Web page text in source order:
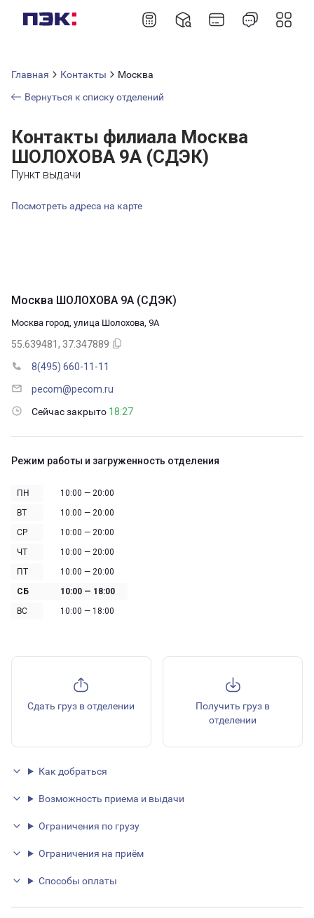
Главная Контакты
Москва
Вернуться к списку отделений
Контакты филиала Москва
ШОЛОХОВА 9А (СДЭК)
Пункт выдачи
Посмотреть адреса на карте
Москва ШОЛОХОВА 9А (СДЭК)
Москва город, улица Шолохова, 9А
55.639481, 37.347889
8(495) 660-11-11
pecom@pecom.ru
Сейчас закрыто 18:27
Режим работы и загруженность отделения
ПН
10:00 — 20:00
ВТ
10:00 — 20:00
СР
10:00 — 20:00
ЧТ
10:00 — 20:00
ПТ
10:00 — 20:00
СБ
10:00 — 18:00
ВС
10:00 — 18:00
Сдать груз в отделении
Получить груз в
отделении
Как добраться
Возможность приема и выдачи
Ограничения по грузу
Ограничения на приём
Способы оплаты